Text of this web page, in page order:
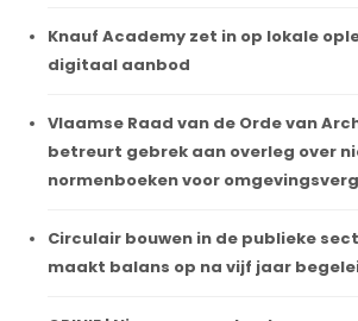
Knauf Academy zet in op lokale
digitaal aanbod
Vlaamse Raad van de Orde van
betreurt gebrek aan overleg over
normenboeken voor
Circulair bouwen in de publieke
maakt balans op na vijf jaar